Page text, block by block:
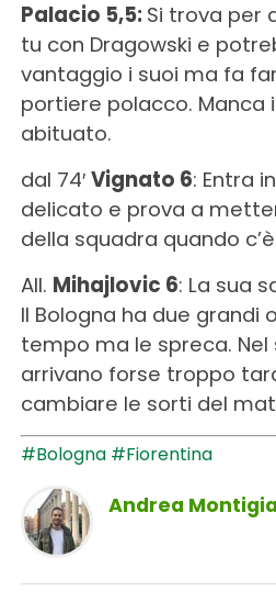
Palacio 5,5: Si trova per
tu con Dragowski e
vantaggio i suoi ma fa
portiere polacco. Manca
abituato.
dal 74′ Vignato 6: Entra
delicato e prova a
della squadra quando
All. Mihajlovic 6: La sua
Il Bologna ha due grandi
tempo ma le spreca.
arrivano forse troppo
cambiare le sorti del
#Bologna #Fiorentina
Andrea